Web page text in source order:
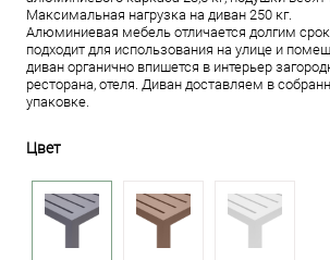
Максимальная нагрузка на диван 250 кг.
Алюминиевая мебель отличается долгим
подходит для использования на улице и
диван органично впишется в интерьер
ресторана, отеля. Диван доставляем в
упаковке.
Цвет